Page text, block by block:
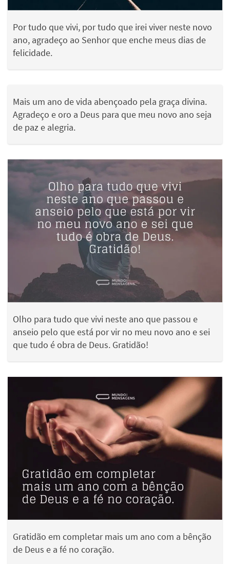
Por tudo que vivi, por tudo que irei viver neste novo
ano, agradeço ao Senhor que enche meus dias de
felicidade.
Mais um ano de vida abençoado pela graça divina.
Agradeço e oro a Deus para que meu novo ano seja
de paz e alegria.
Olho para tudo que vivi neste ano que passou e
anseio pelo que está por vir no meu novo ano e sei
que tudo é obra de Deus. Gratidão!
Gratidão em completar mais um ano com a bênção
de Deus e a fé no coração.